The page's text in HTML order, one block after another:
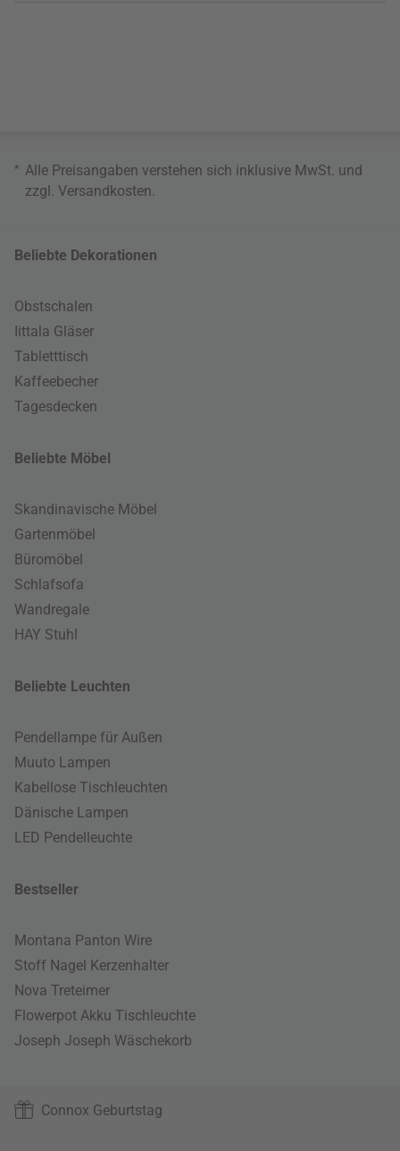
* Alle Preisangaben verstehen sich inklusive MwSt. und
zzgl. Versandkosten
Beliebte Dekorationen
Obstschalen
Iittala Gläser
Tabletttisch
Kaffeebecher
Tagesdecken
Beliebte Möbel
Skandinavische Möbel
Gartenmöbel
Büromöbel
Schlafsofa
Wandregale
HAY Stuhl
Beliebte Leuchten
Pendellampe für Außen
Muuto Lampen
Kabellose Tischleuchten
Dänische Lampen
LED Pendelleuchte
Bestseller
Montana Panton Wire
Stoff Nagel Kerzenhalter
Nova Treteimer
Flowerpot Akku Tischleuchte
Joseph Joseph Wäschekorb
Connox Geburtstag